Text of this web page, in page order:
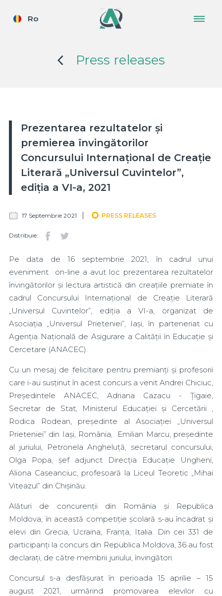
Ro
Press releases
Prezentarea rezultatelor și
premierea învingătorilor
Concursului Internațional de Creație
Literară „Universul Cuvintelor”,
ediția a VI-a, 2021
17 Septembrie 2021 PRESS RELEASES
Distribuie:
Pe data de 16 septembrie 2021, în cadrul unui
eveniment on-line a avut loc prezentarea rezultatelor
învingătorilor și lectura artistică din creațiile premiate în
cadrul Concursului Internațional de Creație Literară
„Universul Cuvintelor”, ediția a VI-a, organizat de
Asociația „Universul Prieteniei”, Iași, în parteneriat cu
Agenția Națională de Asigurare a Calității în Educație și
Cercetare (ANACEC).
Cu un mesaj de felicitare pentru premianți și profesorii
care i-au susținut în acest concurs a venit Andrei Chiciuc,
Președintele ANACEC, Adriana Cazacu - Țigaie,
Secretar de Stat, Ministerul Educației și Cercetării ,
Rodica Rodean, președinte al Asociației „Universul
Prieteniei” din Iași, România, Emilian Marcu, președinte
al juriului, Petronela Angheluță, secretarul concursului,
Olga Popa, șef adjunct Direcția Educație Ungheni,
Aliona Caseanciuc, profesoară la Liceul Teoretic „Mihai
Viteazul” din Chișinău.
Alături de concurenții din România și Republica
Moldova, în această competiție școlară s-au încadrat și
elevi din Grecia, Ucraina, Franța, Italia. Din cei 331 de
participanți la concurs din Republica Moldova, 36 au fost
declarați, de către membrii juriului, învingători.
Concursul s-a desfășurat în perioada 15 aprilie – 15
august 2021, urmărind promovarea elevilor cu